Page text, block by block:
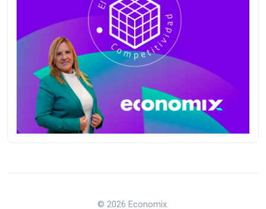
© 2026 Economix.